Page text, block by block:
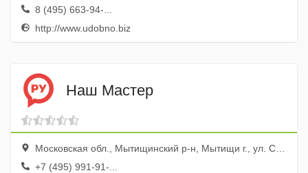
8 (495) 663-94-...
http://www.udobno.biz
Наш Мастер
Московская обл., Мытищинский р-н, Мытищи г., ул. Силикатная, 37
+7 (495) 991-91-...